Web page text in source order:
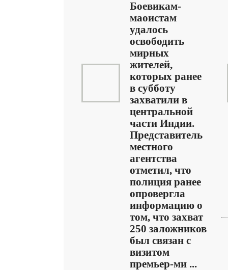
Боевикам-
маоистам
удалось
освободить
мирных
жителей,
которых ранее
в субботу
захватили в
центральной
части Индии.
Представитель
местного
агентства
отметил, что
полиция ранее
опровергла
информацию о
том, что захват
250 заложников
был связан с
визитом
премьер-ми ...